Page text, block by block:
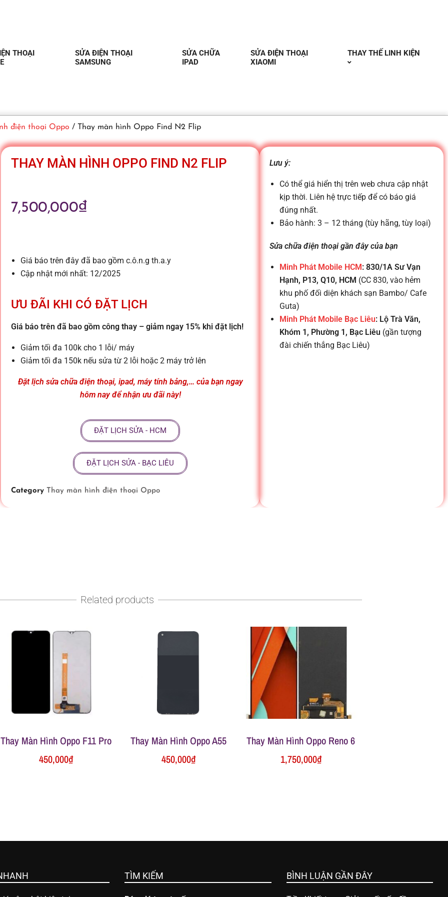
THOẠI
SỬA ĐIỆN THOẠI
SAMSUNG
SỬA CHỮA
IPAD
SỬA ĐIỆN THOẠI
XIAOMI
THAY THẾ LINH KIỆN
điện thoại Oppo / Thay màn hình Oppo Find N2 Flip
THAY MÀN HÌNH OPPO FIND N2 FLIP
7,500,000₫
Giá báo trên đây đã bao gồm c.ô.n.g th.a.y
Cập nhật mới nhất: 12/2025
ƯU ĐÃI KHI CÓ ĐẶT LỊCH
Giá báo trên đã bao gồm công thay – giảm ngay 15% khi đặt lịch!
Giảm tối đa 100k cho 1 lỗi/ máy
Giảm tối đa 150k nếu sửa từ 2 lỗi hoặc 2 máy trở lên
Đặt lịch sửa chữa điện thoại, ipad, máy tính bảng,… của bạn ngay
hôm nay để nhận ưu đãi này!
ĐẶT LỊCH SỬA - HCM
ĐẶT LỊCH SỬA - BẠC LIÊU
Category Thay màn hình điện thoại Oppo
Lưu ý:
Có thể giá hiển thị trên web chưa cập nhật
kịp thời. Liên hệ trực tiếp để có báo giá
đúng nhất.
Bảo hành: 3 – 12 tháng (tùy hãng, tùy loại)
Sửa chữa điện thoại gần đây của bạn
Minh Phát Mobile HCM: 830/1A Sư Vạn
Hạnh, P13, Q10, HCM (CC 830, vào hẻm
khu phố đối diện khách sạn Bambo/ Cafe
Guta)
Minh Phát Mobile Bạc Liêu: Lộ Trà Văn,
Khóm 1, Phường 1, Bạc Liêu (gần tượng
đài chiến thắng Bạc Liêu)
Related products
Thay Màn Hình Oppo F11 Pro
450,000₫
Thay Màn Hình Oppo A55
450,000₫
Thay Màn Hình Oppo Reno 6
1,750,000₫
TÌM KIẾM BÌNH LUẬN GẦN ĐÂY